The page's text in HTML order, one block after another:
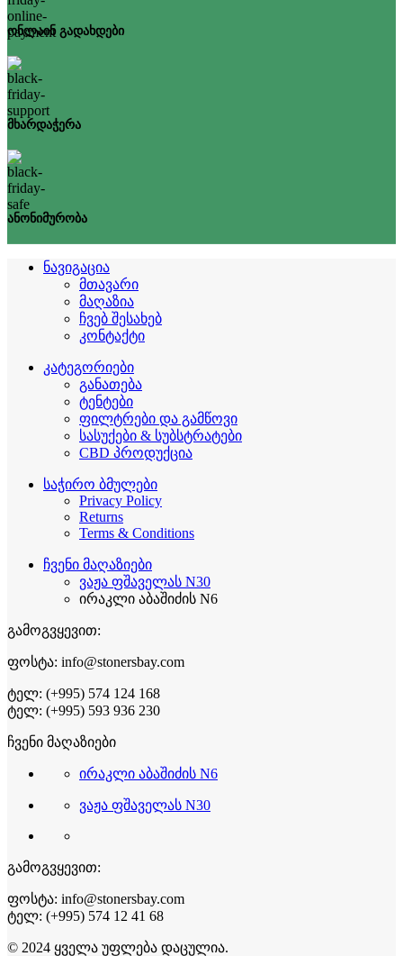
ონლაინ გადახდები
მხარდაჭერა
ანონიმურობა
ნავიგაცია
მთავარი
მაღაზია
ჩვებ შესახებ
კონტაქტი
კატეგორიები
განათება
ტენტები
ფილტრები და გამწოვი
სასუქები & სუბსტრატები
CBD პროდუქცია
საჭირო ბმულები
Privacy Policy
Returns
Terms & Conditions
ჩვენი მაღაზიები
ვაჟა ფშაველას N30
ირაკლი აბაშიძის N6
გამოგვყევით:
ფოსტა: info@stonersbay.com
ტელ: (+995) 574 124 168
ტელ: (+995) 593 936 230
ჩვენი მაღაზიები
ირაკლი აბაშიძის N6
ვაჟა ფშაველას N30
გამოგვყევით:
ფოსტა: info@stonersbay.com
ტელ: (+995) 574 12 41 68
© 2024 ყველა უფლება დაცულია.